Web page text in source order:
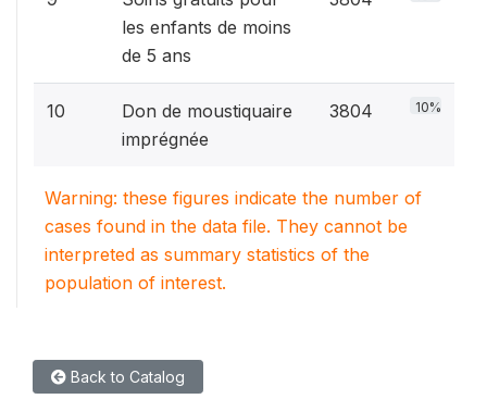
les enfants de moins
de 5 ans
10
Don de moustiquaire
imprégnée
3804 10%
Warning: these figures indicate the number of
cases found in the data file. They cannot be
interpreted as summary statistics of the
population of interest.
Back to Catalog